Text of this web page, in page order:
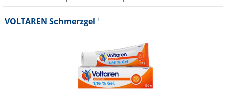
VOLTAREN Schmerzgel 1